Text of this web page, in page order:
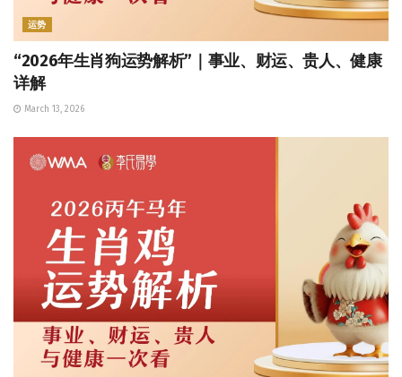
运势
“2026年生肖狗运势解析”｜事业、财运、贵人、健康
详解
March 13, 2026